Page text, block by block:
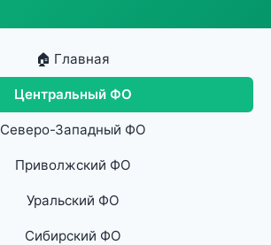
🏠 Главная
Центральный ФО
Северо-Западный ФО
Приволжский ФО
Уральский ФО
Сибирский ФО